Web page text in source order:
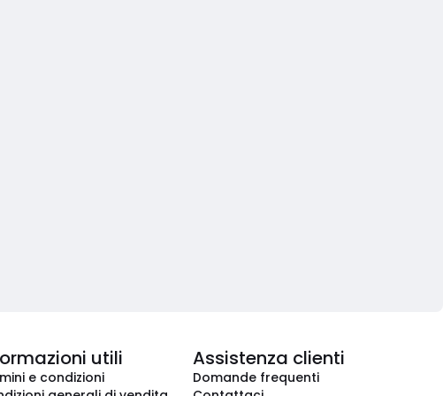
utili
e condizioni
Assistenza clienti
Domande frequenti